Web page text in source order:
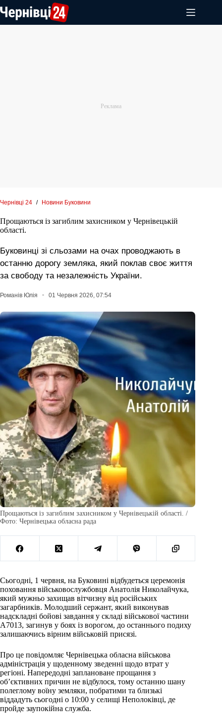
до
вмісту
Чернівці 24 / Новини Буковини
Прощаються із загиблим захисником у Чернівецькій
області.
Буковинці зі сльозами на очах проводжають в
останню дорогу земляка, який поклав своє життя
за свободу та незалежність України.
Романів Юлія 01 Червня 2026, 07:54
Прощаються із загиблим захисником у Чернівецькій області. /
Фото: Чернівецька обласна рада
Сьогодні, 1 червня, на Буковині відбудеться церемонія
поховання військовослужбовця Анатолія Николайчука,
який мужньо захищав вітчизну від російських
загарбників. Молодший сержант, який виконував
надскладні бойові завдання у складі військової частини
А7013, загинув у боях із ворогом, до останнього подиху
залишаючись вірним військовій присязі.
Про це повідомляє Чернівецька обласна військова
адміністрація у щоденному зведенні щодо втрат у
регіоні. Напередодні заплановане прощання з
об’єктивних причин не відбулося, тому останню шану
полеглому воїну земляки, побратими та близькі
віддадуть сьогодні о 10:00 у селищі Неполоківці, де
пройде заупокійна служба.